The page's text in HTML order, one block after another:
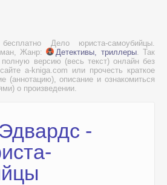
Дело юриста-самоубийцы.
Жанр:
Детективы, триллеры. Так
версию (весь текст) онлайн без
a-kniga.com или прочесть краткое
(аннотацию), описание и ознакомиться
о произведении.
-